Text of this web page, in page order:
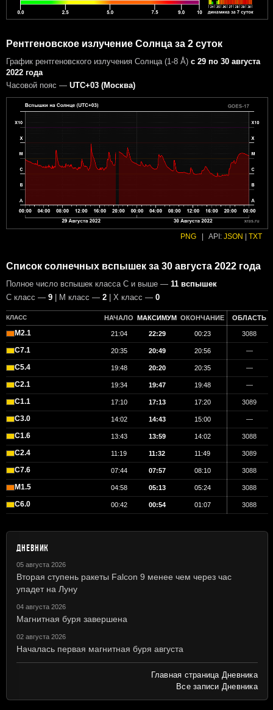
Рентгеновское излучение Солнца за 2 суток
График рентгеновского излучения Солнца (1-8 Å) с 29 по 30 августа
2022 года
Часовой пояс — UTC+03 (Москва)
PNG API: JSON TXT
Список солнечных вспышек за 30 августа 2022 года
Полное число вспышек класса C и выше — 11 вспышек
С класс — 9 | М класс — 2 | X класс — 0
КЛАСС НАЧАЛО МАКСИМУМ ОКОНЧАНИЕ ОБЛАСТЬ
M2.1 21:04 22:29 00:23 3088
C7.1 20:35 20:49 20:56 —
C5.4 19:48 20:20 20:35 —
C2.1 19:34 19:47 19:48 —
C1.1 17:10 17:13 17:20 3089
C3.0 14:02 14:43 15:00 —
C1.6 13:43 13:59 14:02 3088
C2.4 11:19 11:32 11:49 3089
C7.6 07:44 07:57 08:10 3088
M1.5 04:58 05:13 05:24 3088
C6.0 00:42 00:54 01:07 3088
ДНЕВНИК
05 августа 2026
Вторая ступень ракеты Falcon 9 менее чем через час
упадет на Луну
04 августа 2026
Магнитная буря завершена
02 августа 2026
Началась первая магнитная буря августа
Главная страница Дневника
Все записи Дневника